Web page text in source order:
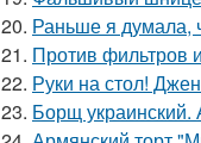
20. Раньше я думала,
21. Против фильтров
22. Руки на стол!
23. Борщ украинский.